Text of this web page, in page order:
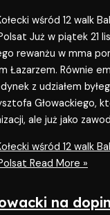
wśród 12 walk
Już w piątek 21
rewanżu w mma
Łazarzem. Równie
z udziałem
Głowackiego,
ale już jako
wśród 12 walk
Read More »
na